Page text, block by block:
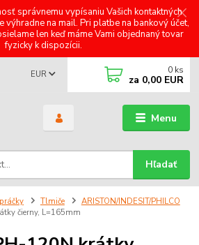
správnemu vypísaniu Vašich kontaktných
výhradne na mail. Pri platbe na bankový účet,
len keď máme Vami objednaný tovar
fyzicky k dispozícii.
Menu
EUR
Hľadať
0 ks
za 0,00 EUR
Tlmiče
ARISTON/INDESIT/PHILCO
čierny, L=165mm